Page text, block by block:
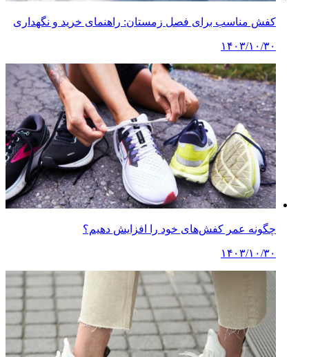
کفش مناسب برای فصل زمستان: راهنمای خرید و نگهداری
۱۴۰۳/۱۰/۳۰
چگونه عمر کفش‌های خود را افزایش دهیم؟
۱۴۰۳/۱۰/۳۰